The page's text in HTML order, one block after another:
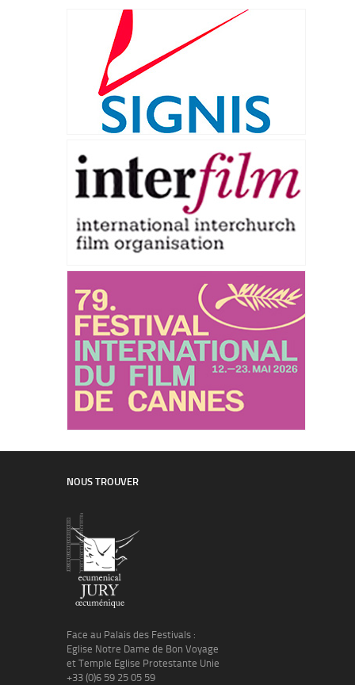
NOUS TROUVER
Face au Palais des Festivals :
Eglise Notre Dame de Bon Voyage
et Temple Eglise Protestante Unie
+33 (0)6 59 25 05 59